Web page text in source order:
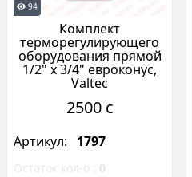
94
Комплект
терморегулирующего
оборудования прямой
1/2" х 3/4" евроконус,
Valtec
2500 c
Артикул: 1797
Остаток кол-о : 0